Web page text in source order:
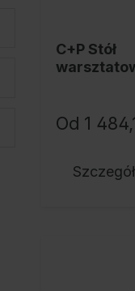
C+P Stół
Od 1